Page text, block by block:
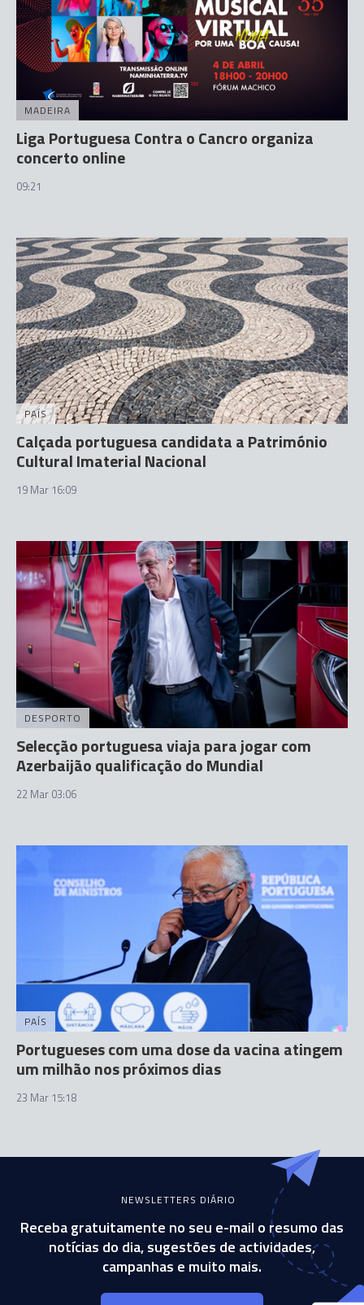
MADEIRA
Liga Portuguesa Contra o Cancro organiza
concerto online
09:21
PAÍS
Calçada portuguesa candidata a Património
Cultural Imaterial Nacional
19 Mar 16:09
DESPORTO
Selecção portuguesa viaja para jogar com
Azerbaijão qualificação do Mundial
22 Mar 03:06
PAÍS
Portugueses com uma dose da vacina atingem
um milhão nos próximos dias
23 Mar 15:18
NEWSLETTERS DIÁRIO
Receba gratuitamente no seu e-mail o resumo das
notícias do dia, sugestões de actividades,
campanhas e muito mais.